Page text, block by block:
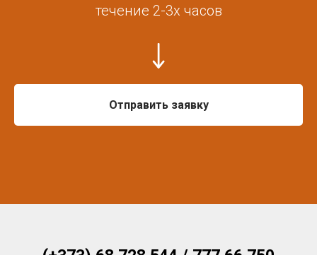
течение 2-3х часов
Отправить заявку